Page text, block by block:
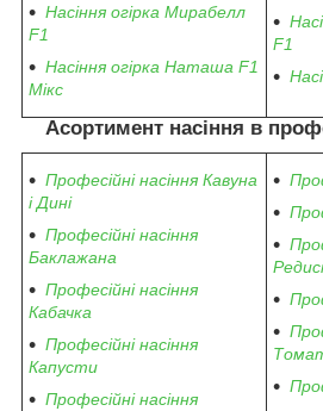
Насіння огірка Мирабелл
F1
Насіння огірка Наташа F1
Мікс
F1
Асортимент насіння в
Професійні насіння Кавуна
і Дині
Професійні насіння
Баклажана
Професійні насіння
Кабачка
Професійні насіння
Капусти
Професійні насіння